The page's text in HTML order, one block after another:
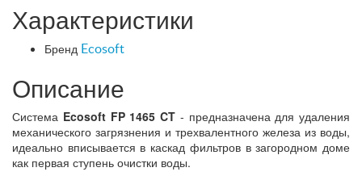
Характеристики
Бренд Ecosoft
Описание
Система Ecosoft FP 1465 CT - предназначена для удаления
механического загрязнения и трехвалентного железа из воды,
идеально вписывается в каскад фильтров в загородном доме
как первая ступень очистки воды.